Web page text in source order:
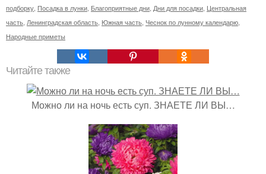
подборку Посадка в лунки Благоприятные дни Дни для посадки Центральная
часть Ленинградская область Южная часть Чеснок по лунному календарю
Народные приметы
Читайте также
Можно ли на ночь есть суп. ЗНАЕТЕ ЛИ ВЫ…